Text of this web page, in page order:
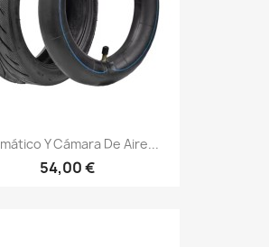
Y Cámara De Aire...
54,00 €